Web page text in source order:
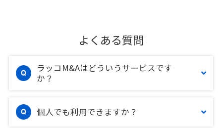
よくある質問
ラッコM&Aはどういうサービスです
か？
個人でも利用できますか？